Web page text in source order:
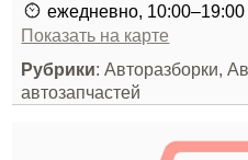
ежедневно, 10:00–19:00
Показать на карте
Рубрики: Авторазборки,
автозапчастей